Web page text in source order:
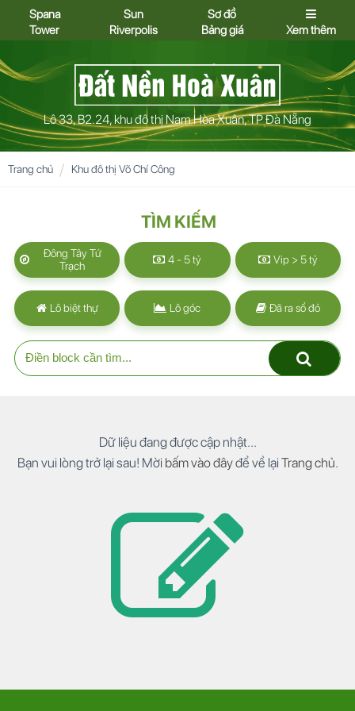
Spana
Tower
Sun
Riverpolis
Sơ đồ
Bảng giá
Xem thêm
Lô 33, B2.24, khu đô thị Nam Hòa Xuân, TP Đà Nẵng
Trang chủ Khu đô thị Võ Chí Công
TÌM KIẾM
Đông Tây Tứ
Trạch
4 - 5 tỷ Vip > 5 tỷ
Lô biệt thự Lô góc Đã ra sổ đỏ
Dữ liệu đang được cập nhật...
Bạn vui lòng trở lại sau! Mời bấm vào đâyđể về lại Trang chủ.